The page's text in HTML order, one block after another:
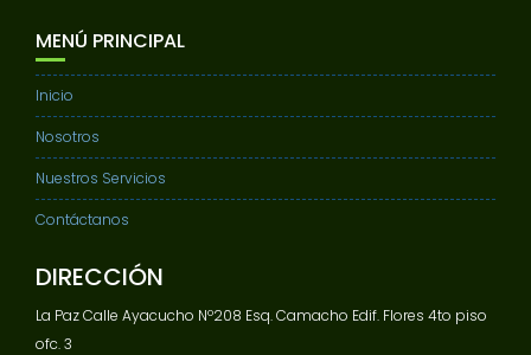
MENÚ PRINCIPAL
Inicio
Nosotros
Nuestros Servicios
Contáctanos
DIRECCIÓN
La Paz Calle Ayacucho Nº208 Esq. Camacho Edif. Flores 4to piso
ofc. 3